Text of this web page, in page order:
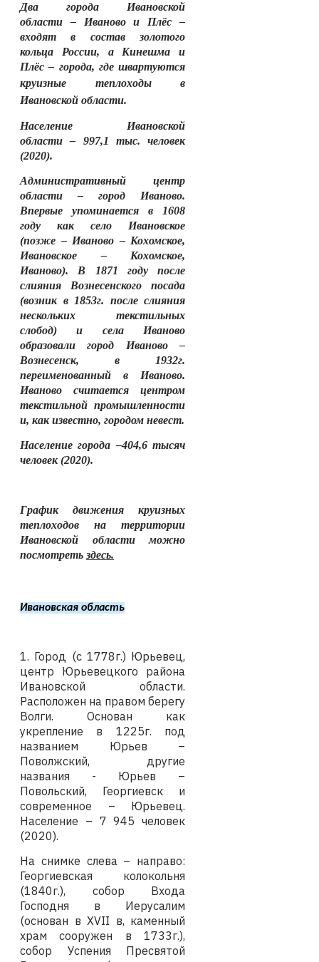
Два города Ивановской
области – Иваново и Плёс –
входят в состав золотого
кольца России, а Кинешма и
Плёс – города, где швартуются
круизные теплоходы в
Ивановской области.
Население Ивановской
области – 997,1 тыс. человек
(2020).
Административный центр
области – город Иваново.
Впервые упоминается в 1608
году как село Ивановское
(позже – Иваново – Кохомское,
Ивановское – Кохомское,
Иваново). В 1871 году после
слияния Вознесенского посада
(возник в 1853г. после слияния
нескольких текстильных
слобод) и села Иваново
образовали город Иваново –
Вознесенск, в 1932г.
переименованный в Иваново.
Иваново считается центром
текстильной промышленности
и, как известно, городом невест.
Население города –404,6 тысяч
человек (2020).
График движения круизных
теплоходов на территории
Ивановской области можно
посмотреть здесь.
Ивановская область
1. Город (с 1778г.) Юрьевец,
центр Юрьевецкого района
Ивановской области.
Расположен на правом берегу
Волги. Основан как
укрепление в 1225г. под
названием Юрьев –
Поволжский, другие
названия - Юрьев –
Повольский, Георгиевск и
современное – Юрьевец.
Население – 7 945 человек
(2020).
На снимке слева – направо:
Георгиевская колокольня
(1840г.), собор Входа
Господня в Иерусалим
(основан в XVII в, каменный
храм сооружен в 1733г.),
собор Успения Пресвятой